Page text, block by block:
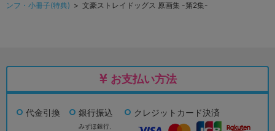
ンフ・小冊子(特典) > 文豪ストレイドッグス 原画集 -第2集-
お支払い方法
代金引換 銀行振込
みずほ銀行、
クレジットカード決済